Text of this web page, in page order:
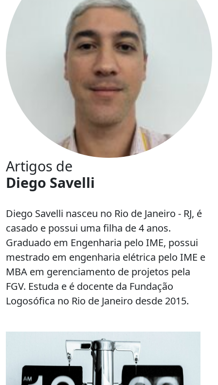
Artigos de
Diego Savelli
Diego Savelli nasceu no Rio de Janeiro - RJ, é
casado e possui uma filha de 4 anos.
Graduado em Engenharia pelo IME, possui
mestrado em engenharia elétrica pelo IME e
MBA em gerenciamento de projetos pela
FGV. Estuda e é docente da Fundação
Logosófica no Rio de Janeiro desde 2015.